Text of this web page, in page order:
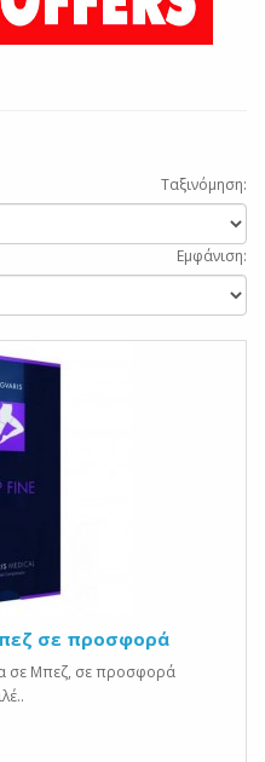
Ταξινόμηση:
Εμφάνιση:
σε προσφορά
σε Μπεζ, σε προσφορά